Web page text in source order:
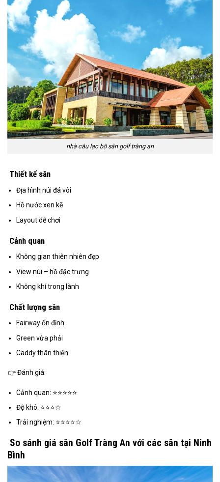
nhà câu lạc bộ sân golf tràng an
Thiết kế sân
Địa hình núi đá vôi
Hồ nước xen kẽ
Layout dễ chơi
Cảnh quan
Không gian thiên nhiên đẹp
View núi – hồ đặc trưng
Không khí trong lành
Chất lượng sân
Fairway ổn định
Green vừa phải
Caddy thân thiện
👉 Đánh giá:
Cảnh quan: ⭐⭐⭐⭐⭐
Độ khó: ⭐⭐⭐☆
Trải nghiệm: ⭐⭐⭐⭐☆
So sánh giá sân Golf Tràng An với các sân tại Ninh
Bình